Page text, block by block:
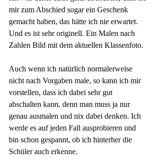
mir zum Abschied sogar ein Geschenk
gemacht haben, das hätte ich nie erwartet.
Und es ist sehr originell. Ein Malen nach
Zahlen Bild mit dem aktuellen Klassenfoto.
Auch wenn ich natürlich normalerweise
nicht nach Vorgaben male, so kann ich mir
vorstellen, dass ich dabei sehr gut
abschalten kann, denn man muss ja nur
genau ausmalen und nix dabei denken. Ich
werde es auf jeden Fall ausprobieren und
bin schon gespannt, ob ich hinterher die
Schüler auch erkenne.